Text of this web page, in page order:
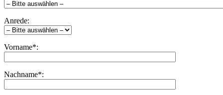
Anrede:
Vorname*:
Nachname*: